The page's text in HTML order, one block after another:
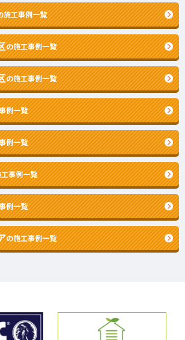
施工事例一覧
の施工事例一覧
の施工事例一覧
例一覧
例一覧
事例一覧
例一覧
の施工事例一覧